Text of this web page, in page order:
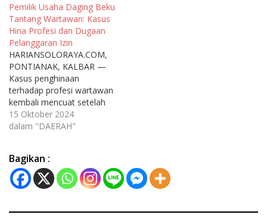
Pemilik Usaha Daging Beku
Tantang Wartawan: Kasus
Hina Profesi dan Dugaan
Pelanggaran Izin
HARIANSOLORAYA.COM,
PONTIANAK, KALBAR —
Kasus penghinaan
terhadap profesi wartawan
kembali mencuat setelah
seorang pengusaha daging
beku di Pontianak berinisial
kepada wartawan melalui
pesan WhatsApp. Insiden
ini terjadi setelah tim
mengungkap dugaan
15 Oktober 2024
dalam "DAERAH"
Bagikan :